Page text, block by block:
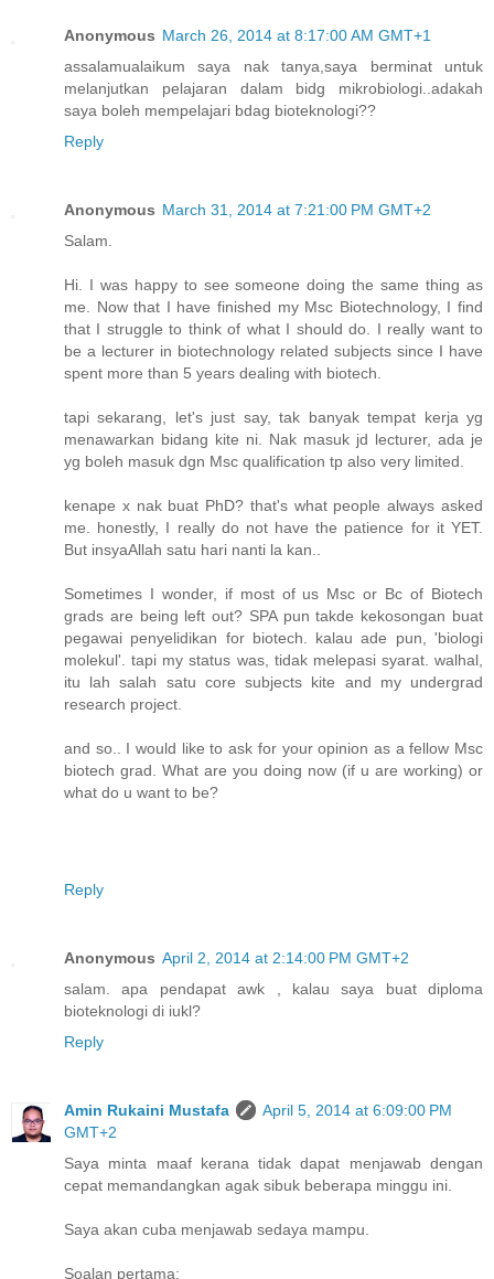
Anonymous March 26, 2014 at 8:17:00 AM GMT+1
assalamualaikum saya nak tanya,saya berminat untuk
melanjutkan pelajaran dalam bidg mikrobiologi..adakah
saya boleh mempelajari bdag bioteknologi??
Reply
Anonymous March 31, 2014 at 7:21:00 PM GMT+2
Salam.
Hi. I was happy to see someone doing the same thing as
me. Now that I have finished my Msc Biotechnology, I find
that I struggle to think of what I should do. I really want to
be a lecturer in biotechnology related subjects since I have
spent more than 5 years dealing with biotech.
tapi sekarang, let's just say, tak banyak tempat kerja yg
menawarkan bidang kite ni. Nak masuk jd lecturer, ada je
yg boleh masuk dgn Msc qualification tp also very limited.
kenape x nak buat PhD? that's what people always asked
me. honestly, I really do not have the patience for it YET.
But insyaAllah satu hari nanti la kan..
Sometimes I wonder, if most of us Msc or Bc of Biotech
grads are being left out? SPA pun takde kekosongan buat
pegawai penyelidikan for biotech. kalau ade pun, 'biologi
molekul'. tapi my status was, tidak melepasi syarat. walhal,
itu lah salah satu core subjects kite and my undergrad
research project.
and so.. I would like to ask for your opinion as a fellow Msc
biotech grad. What are you doing now (if u are working) or
what do u want to be?
Reply
Anonymous April 2, 2014 at 2:14:00 PM GMT+2
salam. apa pendapat awk , kalau saya buat diploma
bioteknologi di iukl?
Reply
Amin Rukaini Mustafa
April 5, 2014 at 6:09:00 PM
GMT+2
Saya minta maaf kerana tidak dapat menjawab dengan
cepat memandangkan agak sibuk beberapa minggu ini.
Saya akan cuba menjawab sedaya mampu.
Soalan pertama: